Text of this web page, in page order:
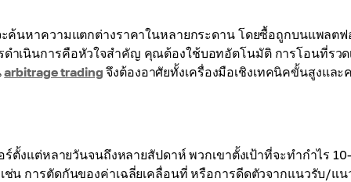
ะค้นหาความแตกต่างราคาในหลายกระดาน โดยซื้อถูกบนแพลต
ำเนินการคือหัวใจสำคัญ คุณต้องใช้บอทอัตโนมัติ การโอนที่รวด
arbitrage trading จึงต้องอาศัยทั้งเครื่องมือเชิงเทคนิคขั้นสูงและ
ตั้งแต่หลายวันจนถึงหลายสัปดาห์ พวกเขาตั้งเป้าที่จะทำกำไร
น การตัดกันของค่าเฉลี่ยเคลื่อนที่ หรือการดีดตัวจากแนวรับ/แ